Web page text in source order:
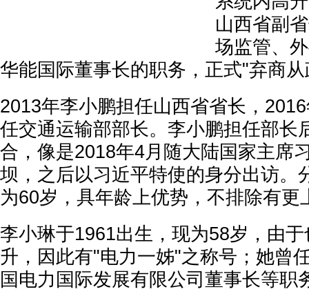
山西省副
场监管、
华能国际董事长的职务，正式"弃商
2013年李小鹏担任山西省省长，
任交通运输部部长。李小鹏担任部长
合，像是2018年4月随大陆国家主席
坝，之后以习近平特使的身分出访。
为60岁，具年龄上优势，不排除有更
李小琳于1961出生，现为58岁，由
升，因此有"电力一姊"之称号；她曾
国电力国际发展有限公司董事长等职